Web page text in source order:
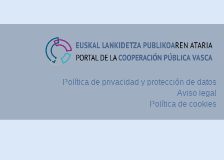
Política de privacidad y protección de datos
Aviso legal
Política de cookies